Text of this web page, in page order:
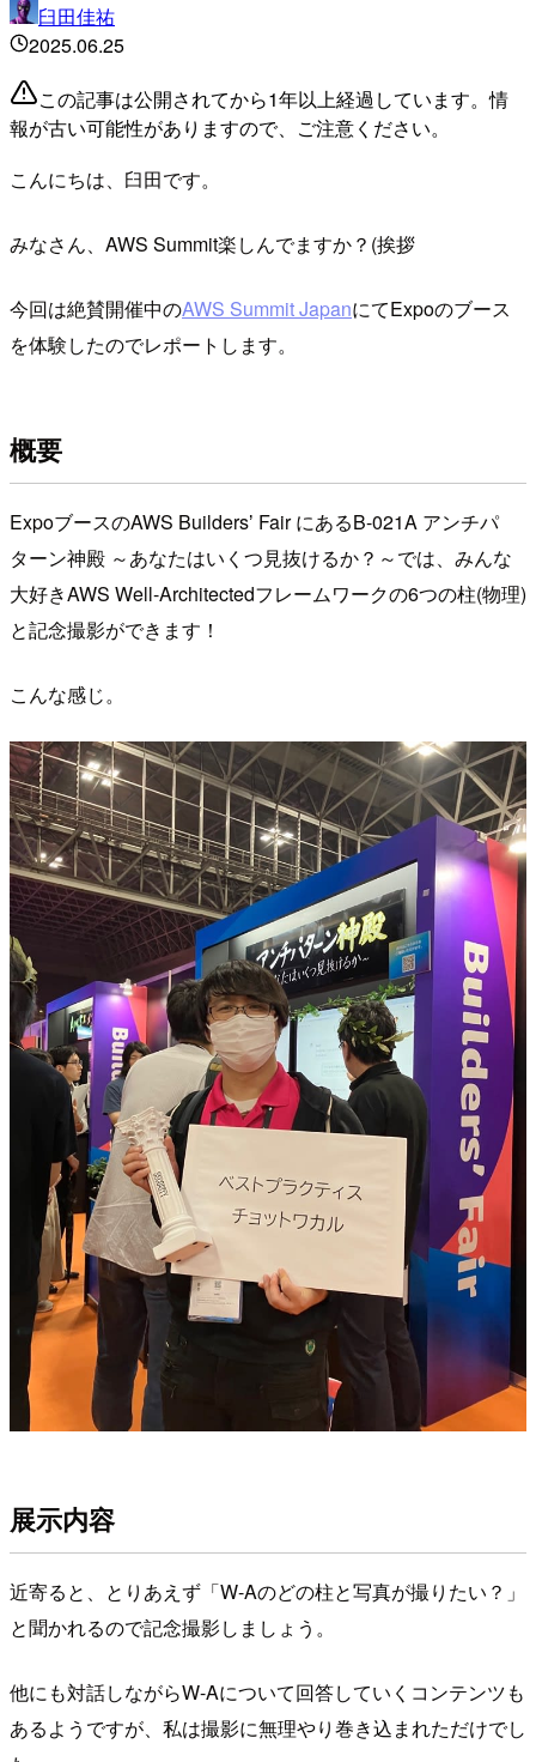
臼田佳祐
2025.06.25
この記事は公開されてから1年以上経過しています。情
報が古い可能性がありますので、ご注意ください。
こんにちは、臼田です。
みなさん、AWS Summit楽しんでますか？(挨拶
今回は絶賛開催中のAWS Summit JapanにてExpoのブース
を体験したのでレポートします。
概要
ExpoブースのAWS Buildersʼ Fair にあるB-021A アンチパ
ターン神殿 ～あなたはいくつ見抜けるか？～では、みんな
大好きAWS Well-Architectedフレームワークの6つの柱(物理)
と記念撮影ができます！
こんな感じ。
展示内容
近寄ると、とりあえず「W-Aのどの柱と写真が撮りたい？」
と聞かれるので記念撮影しましょう。
他にも対話しながらW-Aについて回答していくコンテンツも
あるようですが、私は撮影に無理やり巻き込まれただけでし